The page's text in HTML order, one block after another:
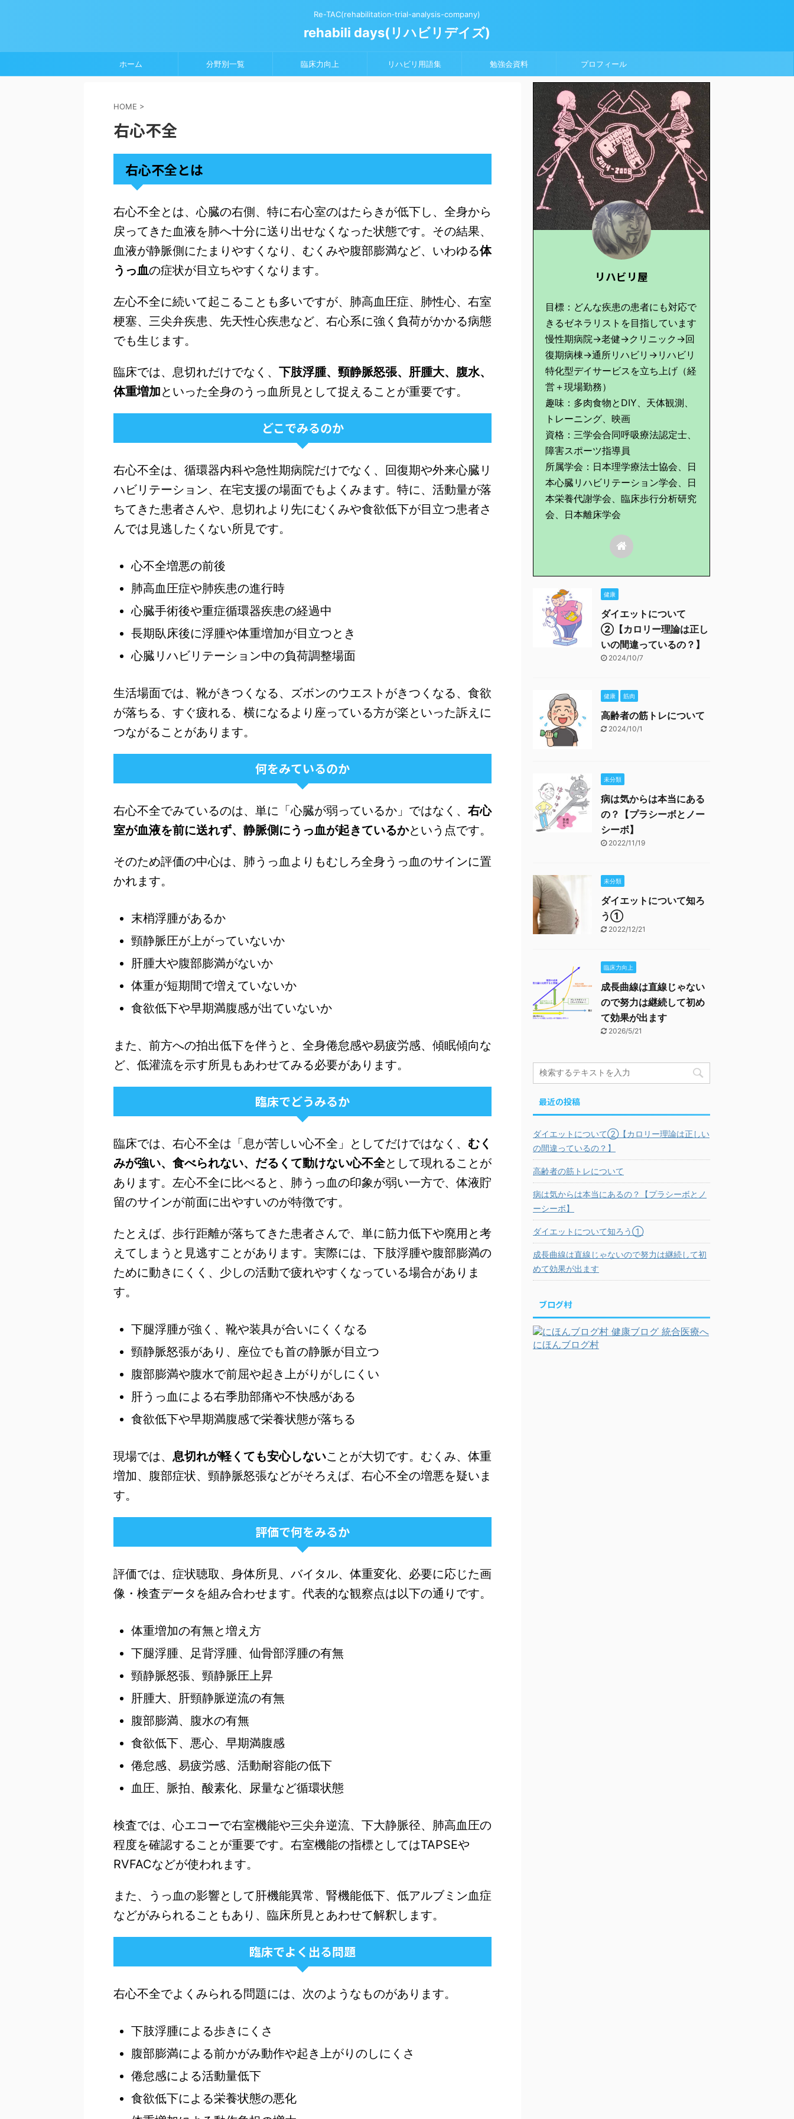
Re-TAC(rehabilitation‐trial-analysis-company)
rehabili days(リハビリデイズ)
ホーム 分野別一覧 臨床力向上 リハビリ用語集 勉強会資料 プロフィール
HOME >
右心不全
右心不全とは
右心不全とは、心臓の右側、特に右心室のはたらきが低下し、全身から
戻ってきた血液を肺へ十分に送り出せなくなった状態です。その結果、
血液が静脈側にたまりやすくなり、むくみや腹部膨満など、いわゆる体
うっ血の症状が目立ちやすくなります。
左心不全に続いて起こることも多いですが、肺高血圧症、肺性心、右室
梗塞、三尖弁疾患、先天性心疾患など、右心系に強く負荷がかかる病態
でも生じます。
臨床では、息切れだけでなく、 下肢浮腫、頸静脈怒張、肝腫大、腹水、
体重増加といった全身のうっ血所見として捉えることが重要です。
どこでみるのか
右心不全は、循環器内科や急性期病院だけでなく、回復期や外来心臓リ
ハビリテーション、在宅支援の場面でもよくみます。特に、活動量が落
ちてきた患者さんや、息切れより先にむくみや食欲低下が目立つ患者さ
んでは見逃したくない所見です。
心不全増悪の前後
肺高血圧症や肺疾患の進行時
心臓手術後や重症循環器疾患の経過中
長期臥床後に浮腫や体重増加が目立つとき
心臓リハビリテーション中の負荷調整場面
生活場面では、靴がきつくなる、ズボンのウエストがきつくなる、食欲
が落ちる、すぐ疲れる、横になるより座っている方が楽といった訴えに
つながることがあります。
何をみているのか
右心不全でみているのは、単に「心臓が弱っているか」ではなく、 右心
室が血液を前に送れず、静脈側にうっ血が起きているかという点です。
そのため評価の中心は、肺うっ血よりもむしろ全身うっ血のサインに置
かれます。
末梢浮腫があるか
頸静脈圧が上がっていないか
肝腫大や腹部膨満がないか
体重が短期間で増えていないか
食欲低下や早期満腹感が出ていないか
また、前方への拍出低下を伴うと、全身倦怠感や易疲労感、傾眠傾向な
ど、低灌流を示す所見もあわせてみる必要があります。
臨床でどうみるか
臨床では、右心不全は「息が苦しい心不全」としてだけではなく、 むく
みが強い、食べられない、だるくて動けない心不全として現れることが
あります。左心不全に比べると、肺うっ血の印象が弱い一方で、体液貯
留のサインが前面に出やすいのが特徴です。
たとえば、歩行距離が落ちてきた患者さんで、単に筋力低下や廃用と考
えてしまうと見逃すことがあります。実際には、下肢浮腫や腹部膨満の
ために動きにくく、少しの活動で疲れやすくなっている場合がありま
す。
下腿浮腫が強く、靴や装具が合いにくくなる
頸静脈怒張があり、座位でも首の静脈が目立つ
腹部膨満や腹水で前屈や起き上がりがしにくい
肝うっ血による右季肋部痛や不快感がある
食欲低下や早期満腹感で栄養状態が落ちる
現場では、 息切れが軽くても安心しないことが大切です。むくみ、体重
増加、腹部症状、頸静脈怒張などがそろえば、右心不全の増悪を疑いま
す。
評価で何をみるか
評価では、症状聴取、身体所見、バイタル、体重変化、必要に応じた画
像・検査データを組み合わせます。代表的な観察点は以下の通りです。
体重増加の有無と増え方
下腿浮腫、足背浮腫、仙骨部浮腫の有無
頸静脈怒張、頸静脈圧上昇
肝腫大、肝頸静脈逆流の有無
腹部膨満、腹水の有無
食欲低下、悪心、早期満腹感
倦怠感、易疲労感、活動耐容能の低下
血圧、脈拍、酸素化、尿量など循環状態
検査では、心エコーで右室機能や三尖弁逆流、下大静脈径、肺高血圧の
程度を確認することが重要です。右室機能の指標としてはTAPSEや
RVFACなどが使われます。
また、うっ血の影響として肝機能異常、腎機能低下、低アルブミン血症
などがみられることもあり、臨床所見とあわせて解釈します。
臨床でよく出る問題
右心不全でよくみられる問題には、次のようなものがあります。
下肢浮腫による歩きにくさ
腹部膨満による前かがみ動作や起き上がりのしにくさ
倦怠感による活動量低下
食欲低下による栄養状態の悪化
リハビリ屋
目標：どんな疾患の患者にも対応で
きるゼネラリストを目指しています
慢性期病院→老健→クリニック→回
復期病棟→通所リハビリ→リハビリ
特化型デイサービスを立ち上げ（経
営＋現場勤務）
趣味：多肉食物とDIY、天体観測、
トレーニング、映画
資格：三学会合同呼吸療法認定士、
障害スポーツ指導員
所属学会：日本理学療法士協会、日
本心臓リハビリテーション学会、日
本栄養代謝学会、臨床歩行分析研究
会、日本離床学会
健康
ダイエットについて
②【カロリー理論は正し
いの間違っているの？】
2024/10/7
健康 筋肉
高齢者の筋トレについて
2024/10/1
未分類
病は気からは本当にある
の？【プラシーボとノー
シーボ】
2022/11/19
未分類
ダイエットについて知ろ
う①
2022/12/21
臨床力向上
成長曲線は直線じゃない
ので努力は継続して初め
て効果が出ます
2026/5/21
最近の投稿
ダイエットについて②【カロリー理論は正しい
の間違っているの？】
高齢者の筋トレについて
病は気からは本当にあるの？【プラシーボとノ
ーシーボ】
ダイエットについて知ろう①
成長曲線は直線じゃないので努力は継続して初
めて効果が出ます
ブログ村
にほんブログ村